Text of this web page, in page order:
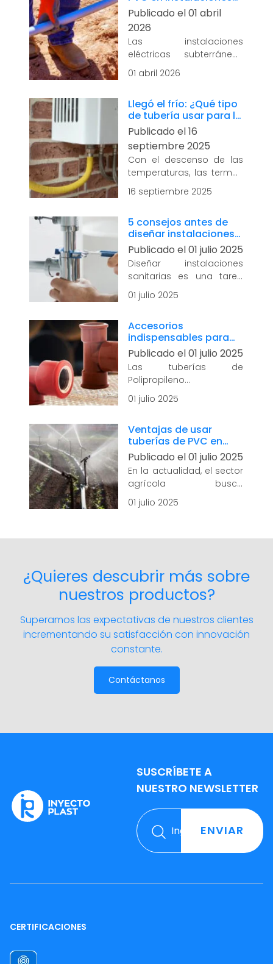
condiciones estándar.
Esta “clase”...
eléctricas
subterráneas: lo que
debes saber
Publicado el 01 abril
2026
Las instalaciones
eléctricas subterráneas
requieren materiales que
combinen durabilidad,
las condiciones más
exigentes. Entre las
opciones disponibles, las
tuberías de PVC se han
posicionado como la...
leer más
01 abril 2026
Llegó el frío: ¿Qué tipo
de tubería usar para la
instalación de la
terma?
Publicado el 16
septiembre 2025
Con el descenso de las
temperaturas, las termos
y calefones se convierten
en una necesidad en
para disfrutar de una
ducha caliente o para
lavar los...leer más
16 septiembre 2025
5 consejos antes de
diseñar instalaciones
sanitarias
Publicado el 01 julio 2025
Diseñar instalaciones
sanitarias es una tarea
que exige conocimiento
técnico y planificación
bien ejecutado, además
de facilitar el uso y el
mantenimiento, previene
reparaciones costosas y
garantiza...leer más
01 julio 2025
Accesorios
indispensables para
tuberías de agua
caliente PPH
Publicado el 01 julio 2025
Las tuberías de
Polipropileno
Homopolímero (PPH) son
la solución ideal para
caliente por su resistencia
a altas temperaturas y a
la corrosión. Sin embargo,
una instalación segura...
leer más
01 julio 2025
Ventajas de usar
tuberías de PVC en
redes de riego
agrícola
Publicado el 01 julio 2025
En la actualidad, el sector
agrícola busca
soluciones técnicas que
combinen eficiencia,
una opción...leer más
01 julio 2025
¿Quieres descubrir más sobre
nuestros productos?
Superamos las expectativas de nuestros clientes
incrementando su satisfacción con innovación
constante.
Contáctanos
SUSCRÍBETE A
NUESTRO NEWSLETTER
ENVIAR
CERTIFICACIONES